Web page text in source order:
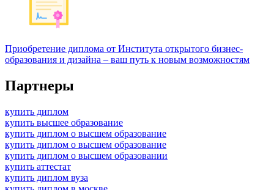
Приобретение диплома от Института открытого бизнес-
образования и дизайна – ваш путь к новым возможностям
Партнеры
купить диплом
купить высшее образование
купить диплом о высшем образование
купить диплом о высшем образование
купить диплом о высшем образовании
купить аттестат
купить диплом вуза